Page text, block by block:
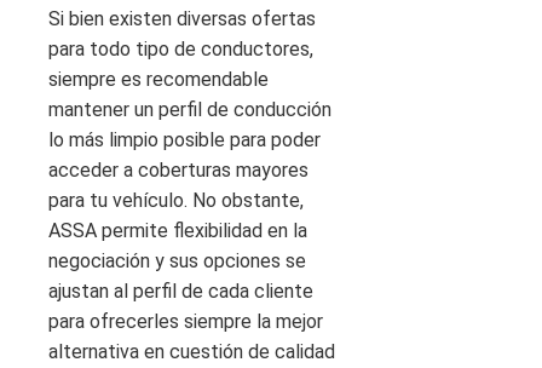
Si bien existen diversas ofertas
para todo tipo de conductores,
siempre es recomendable
mantener un perfil de conducción
lo más limpio posible para poder
acceder a coberturas mayores
para tu vehículo. No obstante,
ASSA permite flexibilidad en la
negociación y sus opciones se
ajustan al perfil de cada cliente
para ofrecerles siempre la mejor
alternativa en cuestión de calidad